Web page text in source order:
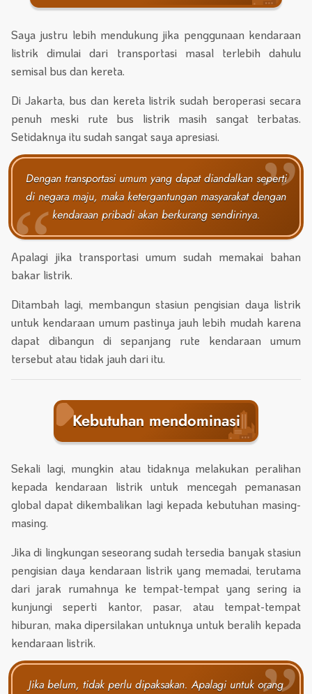
Saya justru lebih mendukung jika penggunaan kendaraan
listrik dimulai dari transportasi masal terlebih dahulu
semisal bus dan kereta.
Di Jakarta, bus dan kereta listrik sudah beroperasi secara
penuh meski rute bus listrik masih sangat terbatas.
Setidaknya itu sudah sangat saya apresiasi.
Dengan transportasi umum yang dapat diandalkan seperti
di negara maju, maka ketergantungan masyarakat dengan
kendaraan pribadi akan berkurang sendirinya.
Apalagi jika transportasi umum sudah memakai bahan
bakar listrik.
Ditambah lagi, membangun stasiun pengisian daya listrik
untuk kendaraan umum pastinya jauh lebih mudah karena
dapat dibangun di sepanjang rute kendaraan umum
tersebut atau tidak jauh dari itu.
Kebutuhan mendominasi
Sekali lagi, mungkin atau tidaknya melakukan peralihan
kepada kendaraan listrik untuk mencegah pemanasan
global dapat dikembalikan lagi kepada kebutuhan masing-
masing.
Jika di lingkungan seseorang sudah tersedia banyak stasiun
pengisian daya kendaraan listrik yang memadai, terutama
dari jarak rumahnya ke tempat-tempat yang sering ia
kunjungi seperti kantor, pasar, atau tempat-tempat
hiburan, maka dipersilakan untuknya untuk beralih kepada
kendaraan listrik.
Jika belum, tidak perlu dipaksakan. Apalagi untuk orang